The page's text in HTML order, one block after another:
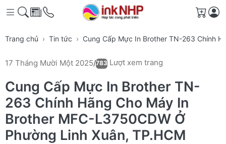
Giỏ
Trang chủ Tin tức Cung Cấp Mực In Brother TN-263 Chính
17 Tháng Mười Một 2025/783 Lượt xem trang
Cung Cấp Mực In Brother TN-
263 Chính Hãng Cho Máy In
Brother MFC-L3750CDW Ở
Phường Linh Xuân, TP.HCM